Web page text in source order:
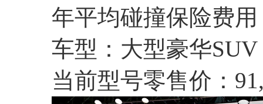
年平均碰撞保险费用
车型：大型豪华SUV
当前型号零售价：